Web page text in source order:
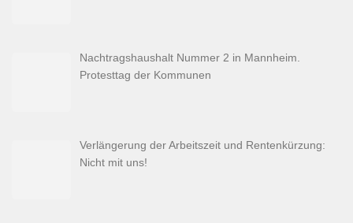
Nachtragshaushalt Nummer 2 in Mannheim.
Protesttag der Kommunen
Verlängerung der Arbeitszeit und Rentenkürzung:
Nicht mit uns!